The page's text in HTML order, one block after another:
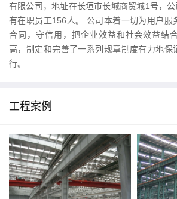
有限公司，地址在长垣市长城商贸城1号，
有在职员工156人。 公司本着一切为用户服
合同，守信用，把企业效益和社会效益结
高，制定和完善了一系列规章制度有力地保
行。
工程案例